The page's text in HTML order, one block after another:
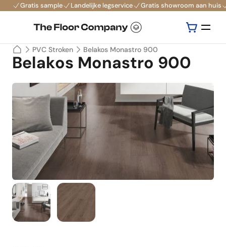
Gratis sample Landelijke legservice Gratis showroom aan huis
PVC Stroken Belakos Monastro 900
Belakos Monastro 900